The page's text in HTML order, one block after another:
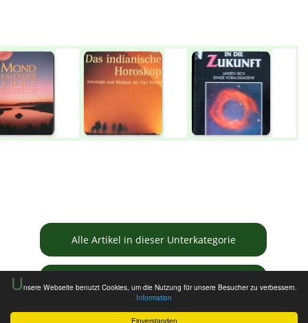
Einverstanden
Unsere Webseite benutzt Cookies, um die Nutzung für unsere Besucher zu verbessern.
Information
Alle Artikel in dieser Unterkategorie
Informationen zur Tauschbörse